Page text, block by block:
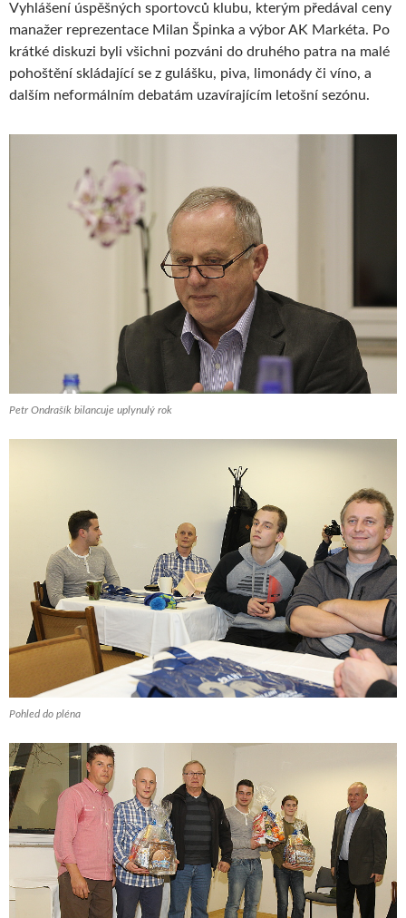
Vyhlášení úspěšných sportovců klubu, kterým předával ceny
manažer reprezentace Milan Špinka a výbor AK Markéta. Po
krátké diskuzi byli všichni pozváni do druhého patra na malé
pohoštění skládající se z gulášku, piva, limonády či víno, a
dalším neformálním debatám uzavírajícím letošní sezónu.
Petr Ondrašík bilancuje uplynulý rok
Pohled do pléna